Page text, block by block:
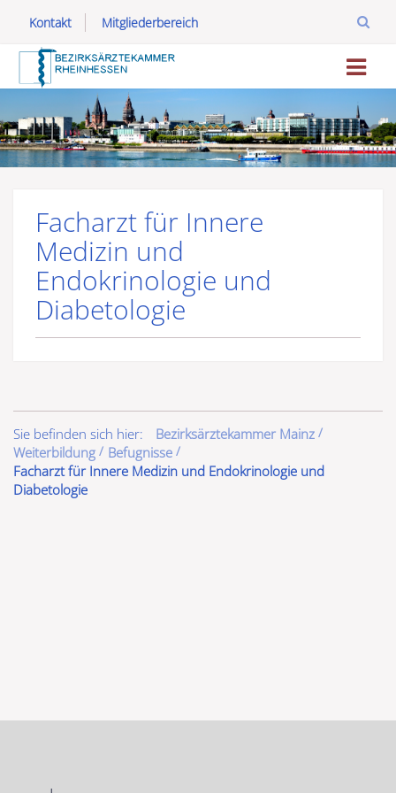
Kontakt Mitgliederbereich
Facharzt für Innere
Medizin und
Endokrinologie und
Diabetologie
Sie befinden sich hier:
Bezirksärztekammer Mainz
Weiterbildung
Befugnisse
Facharzt für Innere Medizin und Endokrinologie und
Diabetologie